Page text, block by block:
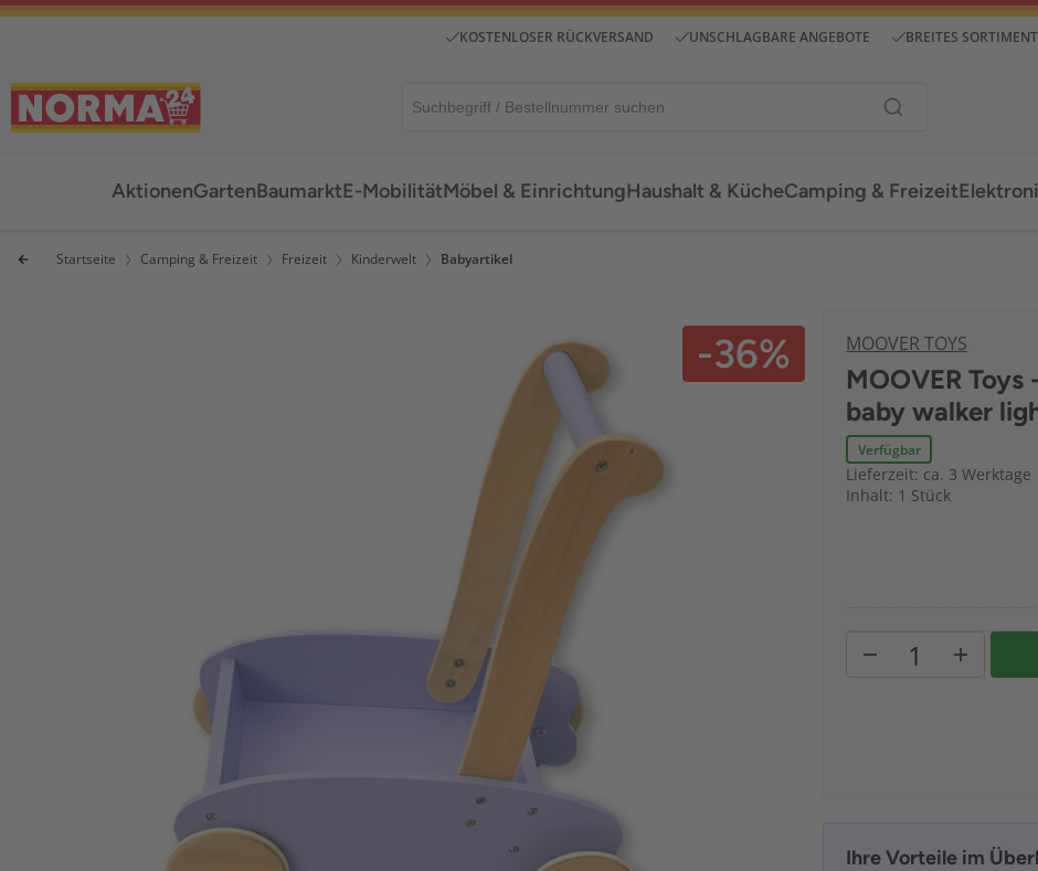
KOSTENLOSER RÜCKVERSAND UNSCHLAGBARE ANGEBOTE BREITES SORTIMENT
AktionenGartenBaumarktE-MobilitätMöbel & EinrichtungHaushalt & KücheCamping & Freizeit
Startseite Camping & Freizeit Freizeit Kinderwelt Babyartikel
-36% MOOVER TOYS
MOOVER
baby walker
Verfügbar
Lieferzeit: ca. 3 Werktage
Inhalt: 1 Stück
Ihre Vorteile im